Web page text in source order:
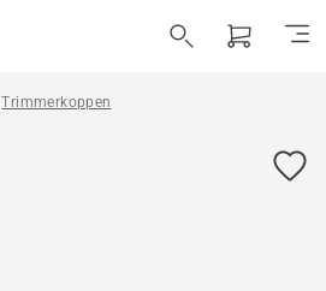
Trimmerkoppen